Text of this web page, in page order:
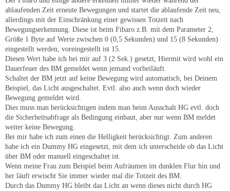
ablaufenden Zeit erneute Bewegungen und startet die ablaufende Zeit neu,
allerdings mit der Einschränkung einer gewissen Totzeit nach
Bewegungserkennung. Diese ist beim Fibaro z.B. mit dem Parameter 2,
Größe 1 Byte auf Werte zwischen 0 (0,5 Sekunden) und 15 (8 Sekunden)
eingestellt werden, voreingestellt ist 15.
Diesen Wert habe ich bei mir auf 3 (2 Sek.) gesetzt, Hiermit wird wohl ein
Dauerfeuer des BM gemeldet wenn jemand vorbeiläuft.
Schaltet der BM jetzt auf keine Bewegung wird automatisch, bei Deinem
Beispiel, das Licht ausgeschaltet. Evtl. also auch wenn doch wieder
Bewegung gemeldet wird.
Dies muss man berücksichtigen indem man beim Ausschalt HG evtl. doch
die Sicherheitsabfrage als Bedingung einbaut, aber nur wenn BM meldet
weiter keine Bewegung.
Bei mir habe ich zum einen die Helligkeit berücksichtigt. Zum anderen
habe ich ein Dummy HG eingesetzt, mit dem ich unterscheide ob das Licht
über BM oder manuell eingeschaltet ist.
Wenn meine Frau zum Beispiel beim Aufräumen im dunklen Flur hin und
her läuft erwischt Sie immer wieder mal die Totzeit des BM.
Durch das Dummy HG bleibt das Licht an wenn dieses nicht durch HG